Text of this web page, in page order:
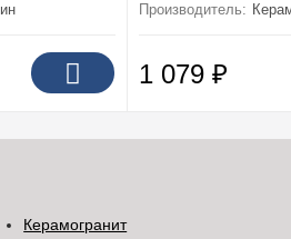
Производитель:
1 079 ₽
Керамогранит